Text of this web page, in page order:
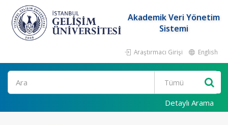
Akademik Veri Yönetim
Sistemi
Araştırmacı Girişi English
Ara
Detaylı Arama